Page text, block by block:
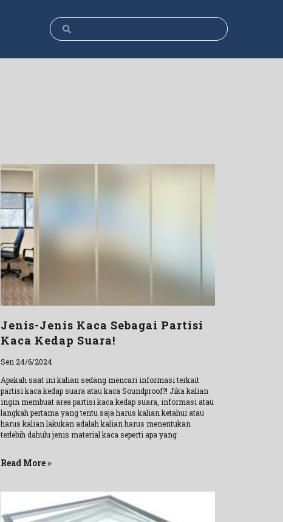
Jenis-Jenis Kaca Sebagai Partisi
Kaca Kedap Suara!
Sen 24/6/2024
Apakah saat ini kalian sedang mencari informasi terkait
partisi kaca kedap suara atau kaca Soundproof?! Jika kalian
ingin membuat area partisi kaca kedap suara, informasi atau
langkah pertama yang tentu saja harus kalian ketahui atau
harus kalian lakukan adalah kalian harus menentukan
terlebih dahulu jenis material kaca seperti apa yang
Read More »